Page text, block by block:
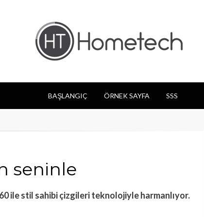
BAŞLANGIÇ ÖRNEK SAYFA SSS
seninle
ile stil sahibi çizgileri teknolojiyle harmanlıyor.